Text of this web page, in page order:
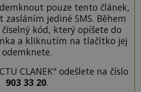
pouze tento článek,
jediné SMS. Během
kód, který opíšete do
a kliknutím na tlačítko jej
odemknete.
CLANEK" odešlete na číslo
903 33 20.